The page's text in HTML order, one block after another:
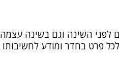
השינה וגם בשינה
פרט בחדר ומודע